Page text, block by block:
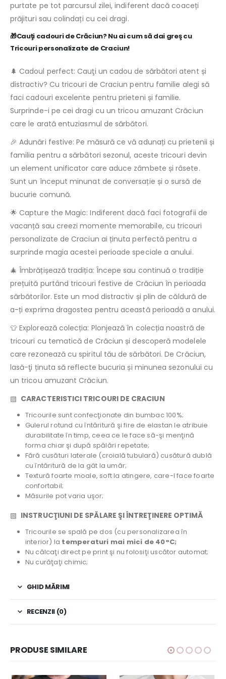
purtate pe tot parcursul zilei, indiferent dacă coaceți
prăjituri sau colindați cu cei dragi.
🎁Cauţi cadouri de Crăciun? Nu ai cum să dai greş cu
Tricouri personalizate de Craciun!
🌲 Cadoul perfect: Cauţi un cadou de sărbători atent și
distractiv? Cu tricouri de Craciun pentru familie alegi să
faci cadouri excelente pentru prieteni și familie.
Surprinde-i pe cei dragi cu un tricou amuzant Crăciun
care le arată entuziasmul de sărbători.
🎉 Adunări festive: Pe măsură ce vă adunați cu prietenii și
familia pentru a sărbători sezonul, aceste tricouri devin
un element unificator care aduce zâmbete și râsete.
Sunt un început minunat de conversație și o sursă de
bucurie comună.
🌟 Capture the Magic: Indiferent dacă faci fotografii de
vacanță sau creezi momente memorabile, cu tricouri
personalizate de Craciun ai ținuta perfectă pentru a
surprinde magia acestei perioade speciale a anului.
🎄 Îmbrățișează tradiția: Începe sau continuă o tradiție
prețuită purtând tricouri festive de Crăciun în perioada
sărbătorilor. Este un mod distractiv și plin de căldură de
a-ți exprima dragostea pentru această perioadă a anului.
👕 Explorează colecția: Plonjează în colecția noastră de
tricouri cu tematică de Crăciun și descoperă modelele
care rezonează cu spiritul tău de sărbători. De Crăciun,
lasă-ţi ținuta să reflecte bucuria și minunea sezonului cu
un tricou amuzant Crăciun.
▧ CARACTERISTICI TRICOURI DE CRACIUN
Tricourile sunt confecţionate din bumbac 100%;
Gulerul rotund cu întăritură şi fire de elastan le atribuie
durabilitate în timp, ceea ce le face să-şi menţină
forma chiar şi după spălări repetate;
Fără cusături laterale (croială tubulară) cusătură dublă
cu întăritură de la gât la umăr;
Textură foarte moale, soft la atingere, care-l face foarte
confortabil;
Măsurile pot varia uşor;
▧ INSTRUCŢIUNI DE SPĂLARE ŞI ÎNTREŢINERE OPTIMĂ
Tricourile se spală pe dos (cu personalizarea în
interior) la temperaturi mai mici de 40°C;
Nu călcaţi direct pe print şi nu folosiţi uscător automat;
Nu curăţaţi chimic;
GHID MĂRIMI
RECENZII (0)
PRODUSE SIMILARE